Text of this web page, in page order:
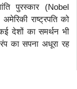
पुरस्कार (Nobel
राष्ट्रपति को
देशों का समर्थन भी
का सपना अधूरा रह